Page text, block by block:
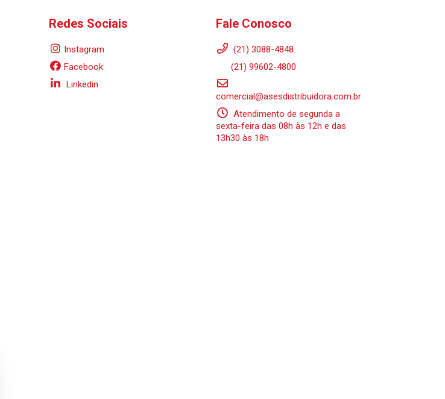
Redes Sociais
Instagram
Facebook
Linkedin
Fale Conosco
(21) 3088-4848
(21) 99602-4800
comercial@asesdistribuidora.com.br
Atendimento de segunda a
sexta-feira das 08h às 12h e das
13h30 às 18h